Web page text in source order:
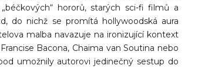
hororů, starých sci-fi filmů a
do nichž se promítá hollywoodská aura
malba navazuje na ironizující kontext
Bacona, Chaima van Soutina nebo
umožnily autorovi jedinečný sestup do